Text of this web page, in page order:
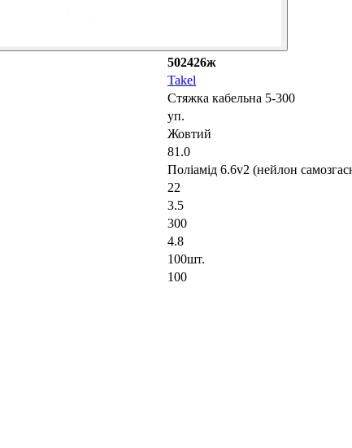
502426ж
Takel
Cтяжка кабельна 5-300
уп.
Жовтий
81.0
Поліамід 6.6v2 (нейлон
22
3.5
300
4.8
100шт.
100